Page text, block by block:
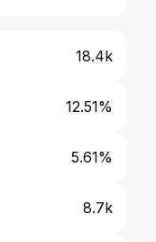
18.4k
12.51%
5.61%
8.7k